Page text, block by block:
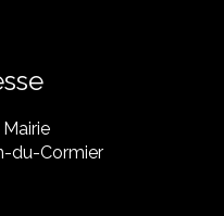
du-Cormier